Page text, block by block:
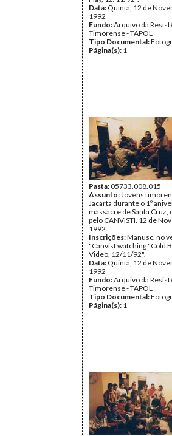
Data: Quinta, 12 de
1992
Fundo:Arquivo da
Timorense - TAPOL
Tipo Documental:
Página(s): 1
Pasta:05733.008.015
Assunto:Jovens
Jacarta durante o 1º
massacre de Santa Cruz,
pelo CANVISTI. 12 de
1992.
Inscrições:Manusc. no
"Canvist watching "Cold
Video, 12/11/92".
Data: Quinta, 12 de
1992
Fundo:Arquivo da
Timorense - TAPOL
Tipo Documental:
Página(s): 1